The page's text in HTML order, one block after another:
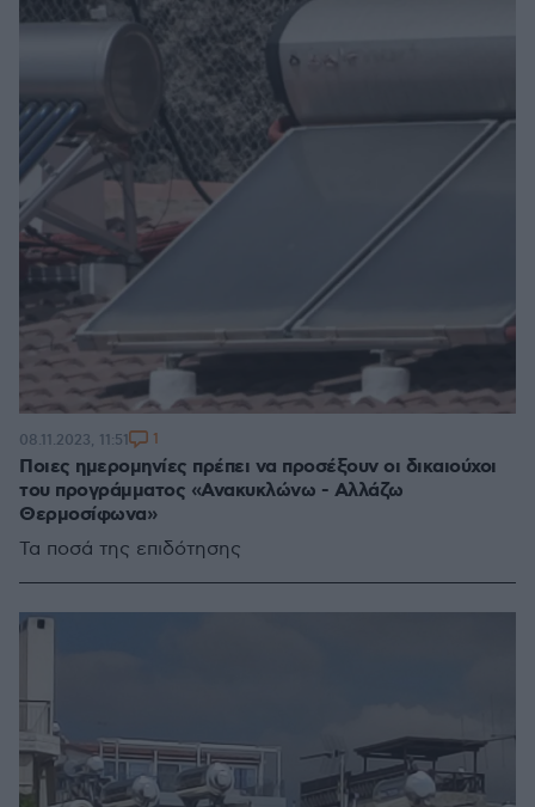
Ποιες ημερομηνίες πρέπει να προσέξουν οι δικαιούχοι
του προγράμματος «Ανακυκλώνω - Αλλάζω
Θερμοσίφωνα»
Τα ποσά της επιδότησης
08.11.2023, 11:51 1